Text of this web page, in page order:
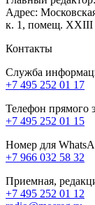
Адрес:
к. 1, помещ. XXIII
Контакты
Служба
+7 495 252 01 17
Телефон прямого
+7 495 252 01 15
Номер для
+7 966 032 58 32
Приемная,
+7 495 252 01 12